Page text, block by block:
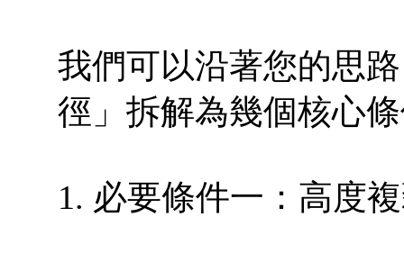
我們可以沿著您的思
徑」拆解為幾個核心
1. 必要條件一：高度